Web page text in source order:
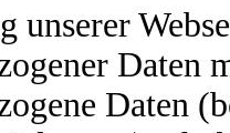
unserer
Daten
Daten